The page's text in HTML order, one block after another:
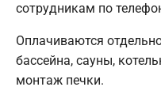
сотрудникам по
Оплачиваются
бассейна, сауны,
монтаж печки.